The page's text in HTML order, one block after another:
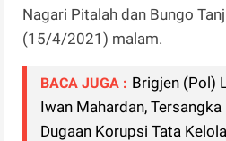
Nagari Pitalah dan Bungo
(15/4/2021) malam.
BACA JUGA : Brigjen (Pol)
Iwan Mahardan,
Dugaan Korupsi Tata